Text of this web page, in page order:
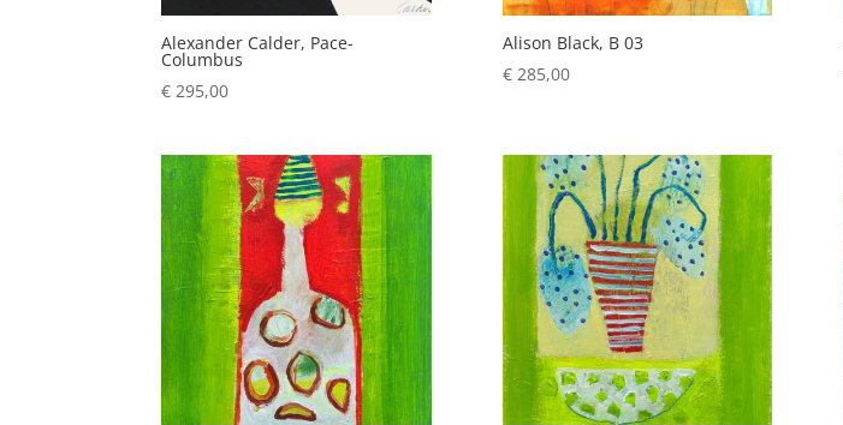
Alexander Calder, Pace-
Columbus
€ 295,00
Alison Black, B 03
€285,00